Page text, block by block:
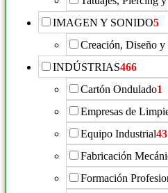
IMAGEN Y SONIDO5
Creación, Diseño
INDÚSTRIAS466
Cartón Ondulado1
Empresas de
Equipo Industrial43
Fabricación
Formación